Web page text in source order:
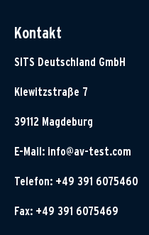
Kontakt
SITS Deutschland GmbH
Klewitzstraße 7
39112 Magdeburg
E-Mail: info@av-test.com
Telefon: +49 391 6075460
Fax: +49 391 6075469